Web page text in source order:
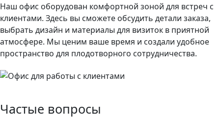
Наш офис оборудован комфортной зоной для встреч с
клиентами. Здесь вы сможете обсудить детали заказа,
выбрать дизайн и материалы для визиток в приятной
атмосфере. Мы ценим ваше время и создали удобное
пространство для плодотворного сотрудничества.
Частые вопросы